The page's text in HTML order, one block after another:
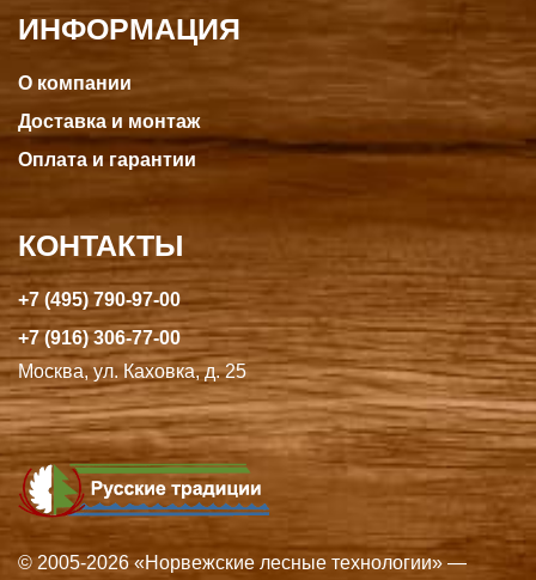
ИНФОРМАЦИЯ
О компании
Доставка и монтаж
Оплата и гарантии
КОНТАКТЫ
+7 (495) 790-97-00
+7 (916) 306-77-00
Москва, ул. Каховка, д. 25
© 2005-2026 «Норвежские лесные технологии» —